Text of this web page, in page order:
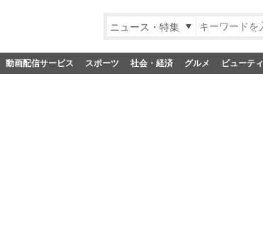
ニュース・特集
動画配信サービス スポーツ 社会・経済 グルメ ビューティ